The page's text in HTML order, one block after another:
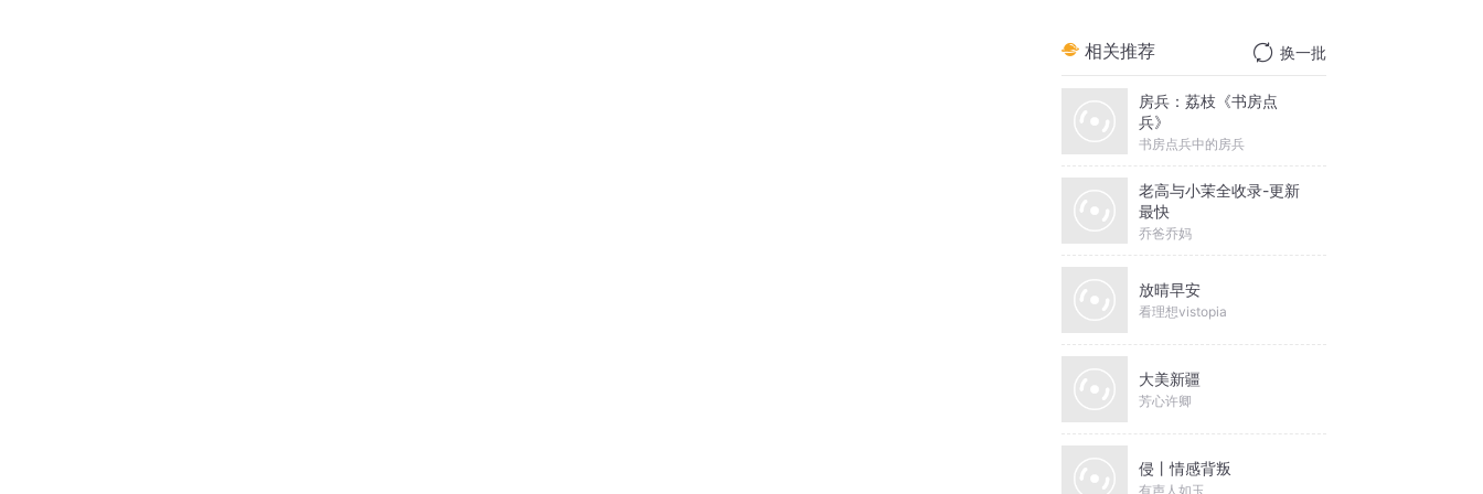
相关推荐 换一批
房兵：荔枝《书房点
兵》
书房点兵中的房兵
老高与小茉全收录-更新
最快
乔爸乔妈
放晴早安
看理想vistopia
大美新疆
芳心许卿
侵丨情感背叛
有声人如玉